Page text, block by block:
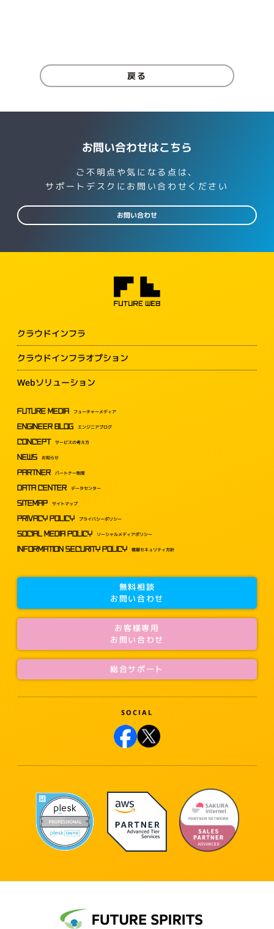
戻る
お問い合わせはこちら
ご不明点や気になる点は、
サポートデスクにお問い合わせください
お問い合わせ
クラウドインフラ
クラウドインフラオプション
Webソリューション
FUTURE MEDIA フューチャーメディア
ENGINEER BLOG エンジニアブログ
CONCEPT サービスの考え方
NEWS お知らせ
PARTNER パートナー制度
DATA CENTER データセンター
SITEMAP サイトマップ
PRIVACY POLICY プライバシーポリシー
SOCIAL MEDIA POLICY ソーシャルメディアポリシー
INFORMATION SECURITY POLICY 情報セキュリティ方針
無料相談
お問い合わせ
お客様専用
お問い合わせ
総合サポート